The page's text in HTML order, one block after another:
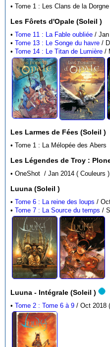
Les Fôrets d'Opale (Soleil )
•Tome 11 : La Fable oubliée
•Tome 13 : Le Songe du havre
•Tome 14 : Le Titan de Lumière
Les Larmes de Fées (Soleil )
• OneShot / Jan 2014 ( Couleurs )
Luuna (Soleil )
•Tome 6 : La reine des loups
•Tome 7 : La Source du temps
Luuna - Intégrale (Soleil )
•Tome 2 : Tome 6 à 9